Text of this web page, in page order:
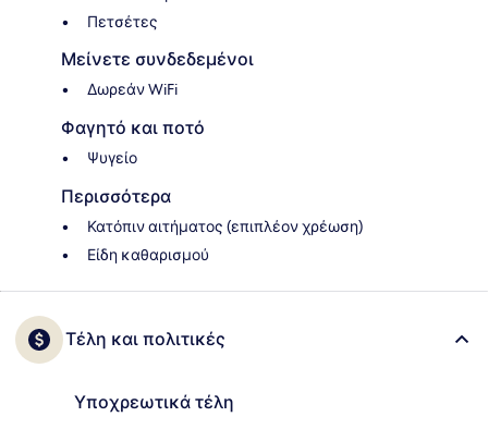
Πετσέτες
Μείνετε συνδεδεμένοι
Δωρεάν WiFi
Φαγητό και ποτό
Ψυγείο
Περισσότερα
Κατόπιν αιτήματος (επιπλέον χρέωση)
Είδη καθαρισμού
Τέλη και πολιτικές
Υποχρεωτικά τέλη